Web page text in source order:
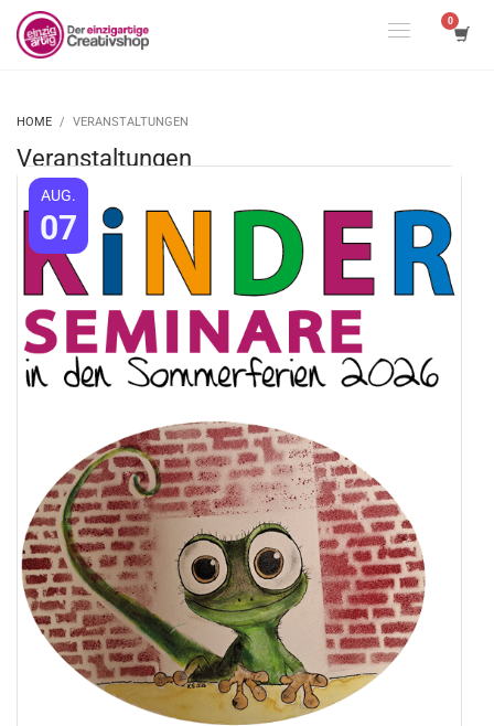
HOME VERANSTALTUNGEN
Veranstaltungen
AUG.
07